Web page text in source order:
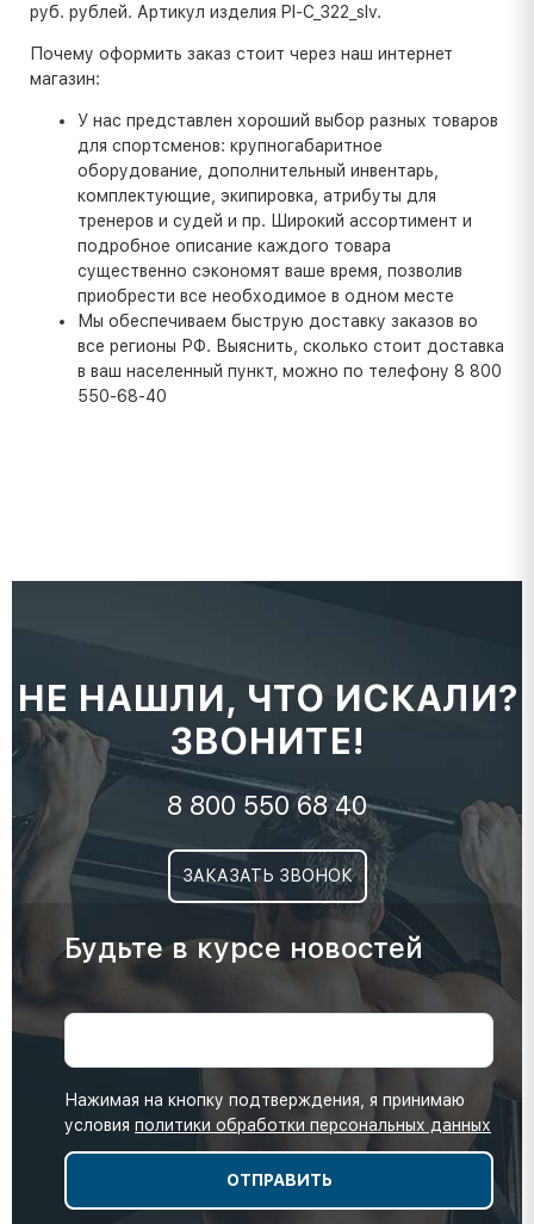
руб. рублей. Артикул изделия Pl-C_322_slv.
Почему оформить заказ стоит через наш интернет
магазин:
У нас представлен хороший выбор разных товаров
для спортсменов: крупногабаритное
оборудование, дополнительный инвентарь,
комплектующие, экипировка, атрибуты для
тренеров и судей и пр. Широкий ассортимент и
подробное описание каждого товара
существенно сэкономят ваше время, позволив
приобрести все необходимое в одном месте
Мы обеспечиваем быструю доставку заказов во
все регионы РФ. Выяснить, сколько стоит доставка
в ваш населенный пункт, можно по телефону 8 800
550-68-40
НЕ НАШЛИ, ЧТО ИСКАЛИ?
ЗВОНИТЕ!
8 800 550 68 40
ЗАКАЗАТЬ ЗВОНОК
Будьте в курсе новостей
Нажимая на кнопку подтверждения, я принимаю
условия политики обработки персональных данных